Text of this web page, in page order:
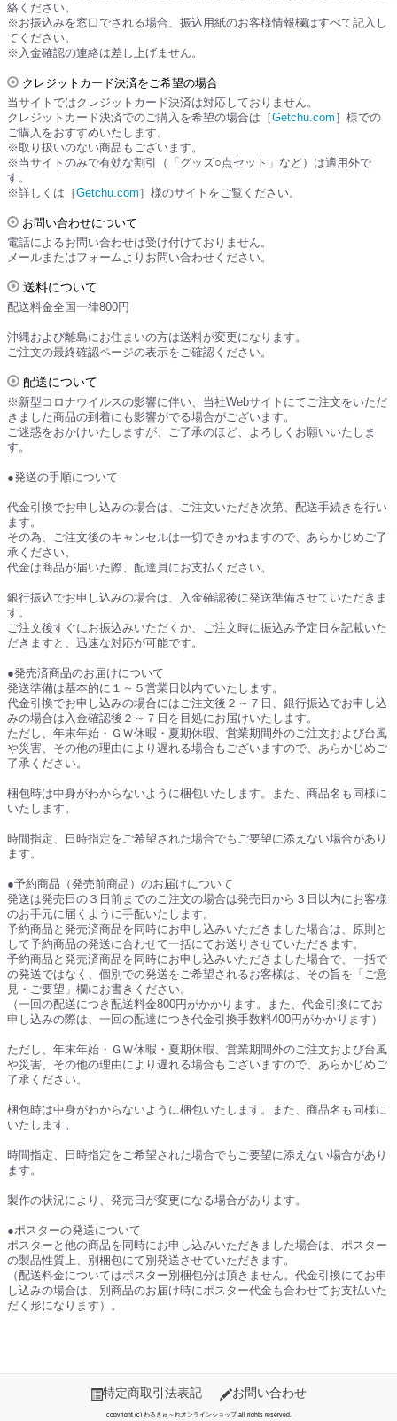
絡ください。
※お振込みを窓口でされる場合、振込用紙のお客様情報欄はすべて記入し
てください。
※入金確認の連絡は差し上げません。
クレジットカード決済をご希望の場合
当サイトではクレジットカード決済は対応しておりません。
クレジットカード決済でのご購入を希望の場合は［Getchu.com ］様での
ご購入をおすすめいたします。
※取り扱いのない商品もございます。
※当サイトのみで有効な割引（「グッズ○点セット」など）は適用外で
す。
※詳しくは［Getchu.com ］様のサイトをご覧ください。
お問い合わせについて
電話によるお問い合わせは受け付けておりません。
メールまたはフォームよりお問い合わせください。
送料について
配送料金全国一律800円
沖縄および離島にお住まいの方は送料が変更になります。
ご注文の最終確認ページの表示をご確認ください。
配送について
※新型コロナウイルスの影響に伴い、当社Webサイトにてご注文をいただ
きました商品の到着にも影響がでる場合がございます。
ご迷惑をおかけいたしますが、ご了承のほど、よろしくお願いいたしま
す。
●発送の手順について
代金引換でお申し込みの場合は、ご注文いただき次第、配送手続きを行い
ます。
その為、ご注文後のキャンセルは一切できかねますので、あらかじめご了
承ください。
代金は商品が届いた際、配達員にお支払ください。
銀行振込でお申し込みの場合は、入金確認後に発送準備させていただきま
す。
ご注文後すぐにお振込みいただくか、ご注文時に振込み予定日を記載いた
だきますと、迅速な対応が可能です。
●発売済商品のお届けについて
発送準備は基本的に１～５営業日以内でいたします。
代金引換でお申し込みの場合にはご注文後２～７日、銀行振込でお申し込
みの場合は入金確認後２～７日を目処にお届けいたします。
ただし、年末年始・ＧＷ休暇・夏期休暇、営業期間外のご注文および台風
や災害、その他の理由により遅れる場合もございますので、あらかじめご
了承ください。
梱包時は中身がわからないように梱包いたします。また、商品名も同様に
いたします。
時間指定、日時指定をご希望された場合でもご要望に添えない場合があり
ます。
●予約商品（発売前商品）のお届けについて
発送は発売日の３日前までのご注文の場合は発売日から３日以内にお客様
のお手元に届くように手配いたします。
予約商品と発売済商品を同時にお申し込みいただきました場合は、原則と
して予約商品の発送に合わせて一括にてお送りさせていただきます。
予約商品と発売済商品を同時にお申し込みいただきました場合で、一括で
の発送ではなく、個別での発送をご希望されるお客様は、その旨を「ご意
見・ご要望」欄にお書きください。
（一回の配送につき配送料金800円がかかります。また、代金引換にてお
申し込みの際は、一回の配達につき代金引換手数料400円がかかります）
ただし、年末年始・ＧＷ休暇・夏期休暇、営業期間外のご注文および台風
や災害、その他の理由により遅れる場合もございますので、あらかじめご
了承ください。
梱包時は中身がわからないように梱包いたします。また、商品名も同様に
いたします。
時間指定、日時指定をご希望された場合でもご要望に添えない場合があり
ます。
製作の状況により、発売日が変更になる場合があります。
●ポスターの発送について
ポスターと他の商品を同時にお申し込みいただきました場合は、ポスター
の製品性質上、別梱包にて別発送させていただきます。
（配送料金についてはポスター別梱包分は頂きません。代金引換にてお申
し込みの場合は、別商品のお届け時にポスター代金も合わせてお支払いた
だく形になります）。
特定商取引法表記 お問い合わせ
copyright (c) わるきゅ～れオンラインショップ all rights reserved.